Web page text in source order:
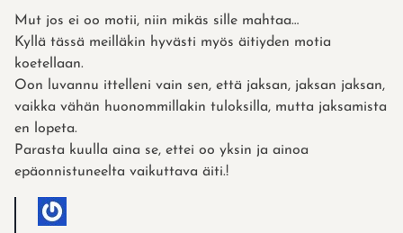
Mut jos ei oo motii, niin mikäs sille mahtaa…
Kyllä tässä meilläkin hyvästi myös äitiyden motia
koetellaan.
Oon luvannu ittelleni vain sen, että jaksan, jaksan jaksan,
vaikka vähän huonommillakin tuloksilla, mutta jaksamista
en lopeta.
Parasta kuulla aina se, ettei oo yksin ja ainoa
epäonnistuneelta vaikuttava äiti.!